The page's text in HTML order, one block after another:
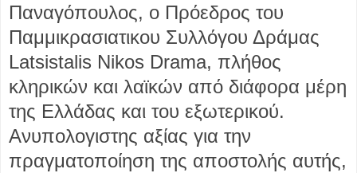
Παναγόπουλος, ο Πρόεδρος του
Παμμικρασιατικου Συλλόγου Δράμας
Latsistalis Nikos Drama, πλήθος
κληρικών και λαϊκών από διάφορα μέρη
της Ελλάδας και του εξωτερικού.
Ανυπολογιστης αξίας για την
πραγματοποίηση της αποστολής αυτής,